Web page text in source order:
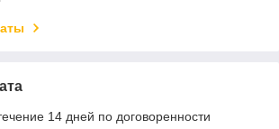
14 дней по договоренности